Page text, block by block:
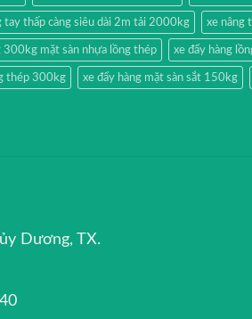
tay thấp càng siêu dài 2m tải 2000kg xe nâng
300kg mặt sàn nhựa lồng thép xe đẩy hàng
thép 300kg xe đẩy hàng mặt sàn sắt 150kg
Dương, TX.